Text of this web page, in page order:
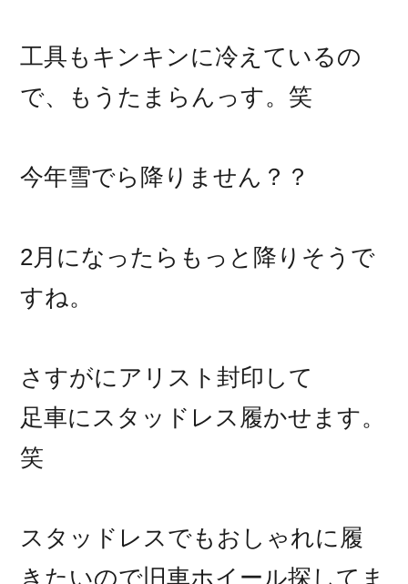
工具もキンキンに冷えているの
で、もうたまらんっす。笑
今年雪でら降りません？？
2月になったらもっと降りそうで
すね。
さすがにアリスト封印して
足車にスタッドレス履かせます。
笑
スタッドレスでもおしゃれに履
きたいので旧車ホイール探してま